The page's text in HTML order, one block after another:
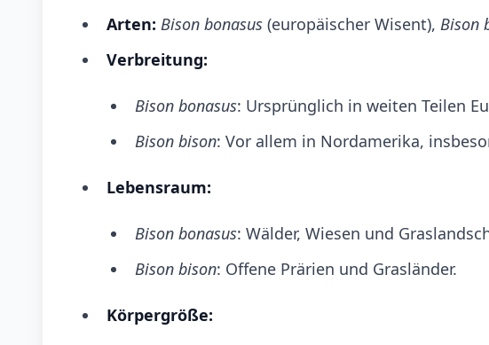
Arten: Bison bonasus (europäischer Wisent), Bison
Verbreitung:
Bison bonasus: Ursprünglich in weiten Teilen
Bison bison: Vor allem in Nordamerika,
Lebensraum:
Bison bonasus: Wälder, Wiesen und
Bison bison: Offene Prärien und Grasländer.
Körpergröße: